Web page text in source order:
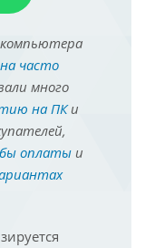
часто
много
на ПКи
оплатыи